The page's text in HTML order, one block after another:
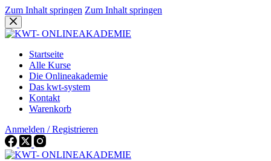
Zum Inhalt springen Zum Inhalt springen
Startseite
Alle Kurse
Die Onlineakademie
Das kwt-system
Kontakt
Warenkorb
Anmelden / Registrieren